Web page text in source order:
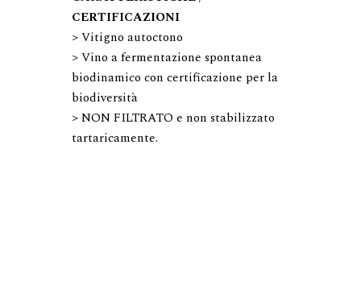
CERTIFICAZIONI
> Vitigno autoctono
> Vino a fermentazione spontanea
biodinamico con certificazione per la
biodiversità
> NON FILTRATO e non stabilizzato
tartaricamente.